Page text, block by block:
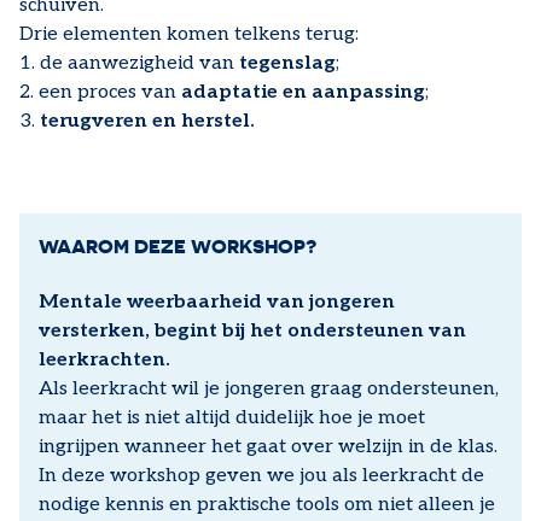
schuiven.
Drie elementen komen telkens terug:
1. de aanwezigheid van tegenslag;
2. een proces van adaptatie en aanpassing;
3. terugveren en herstel.
WAAROM DEZE WORKSHOP?
Mentale weerbaarheid van jongeren
versterken, begint bij het ondersteunen van
leerkrachten.
Als leerkracht wil je jongeren graag ondersteunen,
maar het is niet altijd duidelijk hoe je moet
ingrijpen wanneer het gaat over welzijn in de klas.
In deze workshop geven we jou als leerkracht de
nodige kennis en praktische tools om niet alleen je